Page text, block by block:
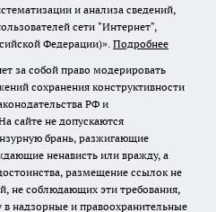
и анализа сведений,
сети "Интернет",
Федерации)». Подробнее
за собой право модерировать
сохранения конструктивности
РФ и
сайте не допускаются
брань, разжигающие
ненависть или вражду, а
размещение ссылок не
не соблюдающих эти требования,
надзорные и правоохранительные